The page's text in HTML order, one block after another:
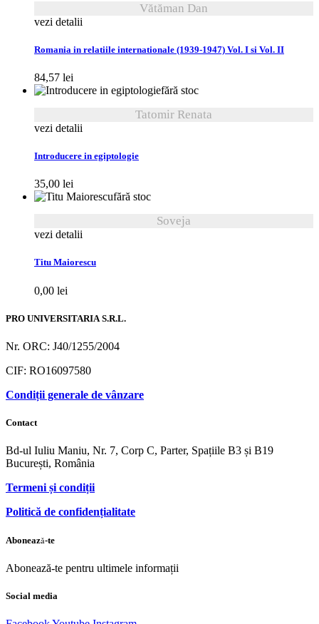
Vătăman Dan
vezi detalii
Romania in relatiile internationale (1939-1947) Vol. I si Vol. II
84,57 lei
fără stoc
Tatomir Renata
vezi detalii
Introducere in egiptologie
35,00 lei
fără stoc
Soveja
vezi detalii
Titu Maiorescu
0,00 lei
PRO UNIVERSITARIA S.R.L.
Nr. ORC: J40/1255/2004
CIF: RO16097580
Condiții generale de vânzare
Contact
Bd-ul Iuliu Maniu, Nr. 7, Corp C, Parter, Spațiile B3 și B19
București, România
Termeni și condiții
Politică de confidențialitate
Abonează-te
Abonează-te pentru ultimele informații
Social media